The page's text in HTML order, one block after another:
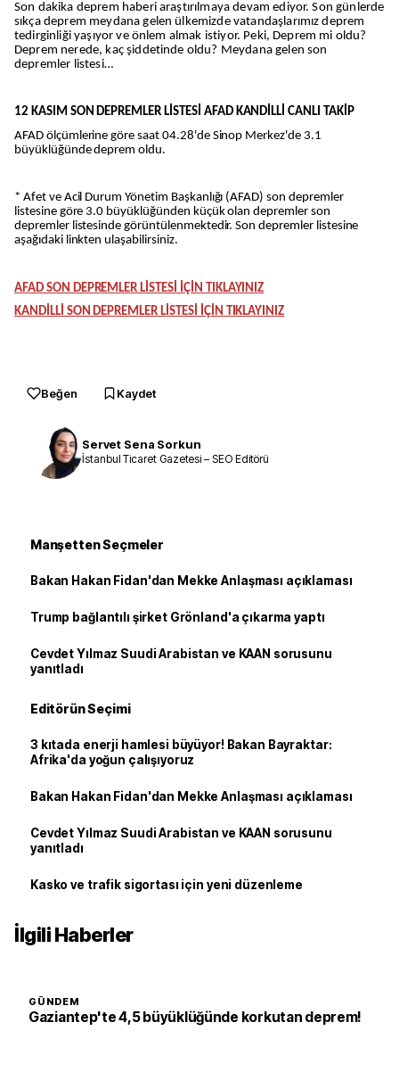
Son dakika deprem haberi araştırılmaya devam ediyor. Son günlerde
sıkça deprem meydana gelen ülkemizde vatandaşlarımız deprem
tedirginliği yaşıyor ve önlem almak istiyor. Peki, Deprem mi oldu?
Deprem nerede, kaç şiddetinde oldu? Meydana gelen son
depremler listesi…
12 KASIM SON DEPREMLER LİSTESİ AFAD KANDİLLİ CANLI TAKİP
AFAD ölçümlerine göre saat 04.28'de Sinop Merkez'de 3.1
büyüklüğünde deprem oldu.
* Afet ve Acil Durum Yönetim Başkanlığı (AFAD) son depremler
listesine göre 3.0 büyüklüğünden küçük olan depremler son
depremler listesinde görüntülenmektedir. Son depremler listesine
aşağıdaki linkten ulaşabilirsiniz.
AFAD SON DEPREMLER LİSTESİ İÇİN TIKLAYINIZ
KANDİLLİ SON DEPREMLER LİSTESİ İÇİN TIKLAYINIZ
Beğen Kaydet
Servet Sena Sorkun
İstanbul Ticaret Gazetesi – SEO Editörü
Manşetten Seçmeler
Bakan Hakan Fidan'dan Mekke Anlaşması açıklaması
Trump bağlantılı şirket Grönland'a çıkarma yaptı
Cevdet Yılmaz Suudi Arabistan ve KAAN sorusunu
yanıtladı
Editörün Seçimi
3 kıtada enerji hamlesi büyüyor! Bakan Bayraktar:
Afrika'da yoğun çalışıyoruz
Bakan Hakan Fidan'dan Mekke Anlaşması açıklaması
Cevdet Yılmaz Suudi Arabistan ve KAAN sorusunu
yanıtladı
Kasko ve trafik sigortası için yeni düzenleme
İlgili Haberler
GÜNDEM
Gaziantep'te 4,5 büyüklüğünde korkutan deprem!